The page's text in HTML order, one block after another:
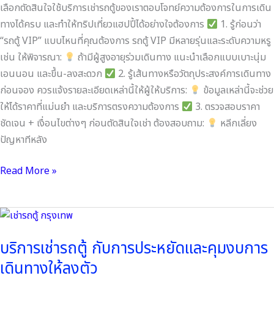
เลือกตัดสินใจใช้บริการเช่ารถตู้ของเราตอบโจทย์ความต้องการในการเดิน
ทางได้ครบ และทำให้ทริปเที่ยวแฮปปี้ได้อย่างใจต้องการ
1. รู้ก่อนว่า
“รถตู้ VIP” แบบไหนที่คุณต้องการ รถตู้ VIP มีหลายรุ่นและระดับความหรู
เช่น ให้พิจารณา:
ถ้ามีผู้สูงอายุร่วมเดินทาง แนะนำเลือกแบบเบาะนุ่ม
เอนนอน และขึ้น-ลงสะดวก
2. รู้เส้นทางหรือวัตถุประสงค์การเดินทาง
ก่อนจอง ควรแจ้งรายละเอียดเหล่านี้ให้ผู้ให้บริการ:
ข้อมูลเหล่านี้จะช่วย
ให้ได้ราคาที่แม่นยำ และบริการตรงความต้องการ
3. ตรวจสอบราคา
ชัดเจน + เงื่อนไขต่างๆ ก่อนตัดสินใจเช่า ต้องสอบถาม:
หลีกเลี่ยง
ปัญหาทีหลัง
Read More »
บริการเช่ารถตู้ กับการประหยัดและคุมงบการ
เดินทางให้ลงตัว
บริการ
รถ
ตู้